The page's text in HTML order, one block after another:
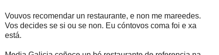
Vouvos recomendar un restaurante, e non me mareedes.
Vos decides se si ou se non. Eu cóntovos coma foi e xa
está.